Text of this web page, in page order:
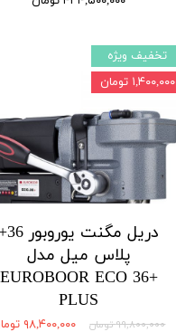
دریل مگنت
پلاس میل مدل
EUROBOOR ECO 36+
PLUS
۹۹,۸۰۰,۰۰۰ تومان ۹۸,۴۰۰,۰۰۰ تومان
تخفیف ویژه
۱,۴۰۰,۰۰۰ تومان